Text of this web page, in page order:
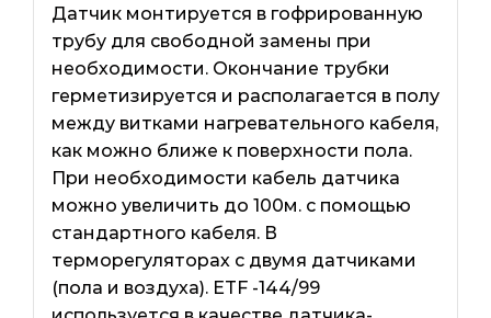
Датчик монтируется в гофрированную
трубу для свободной замены при
необходимости. Окончание трубки
герметизируется и располагается в полу
между витками нагревательного кабеля,
как можно ближе к поверхности пола.
При необходимости кабель датчика
можно увеличить до 100м. с помощью
стандартного кабеля. В
терморегуляторах с двумя датчиками
(пола и воздуха). ETF -144/99